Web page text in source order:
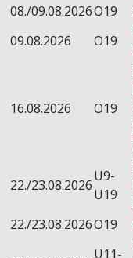
08./09.08.2026O19
09.08.2026
O19
16.08.2026 O19
22./23.08.2026
U9-
U19
22./23.08.2026O19
U11-